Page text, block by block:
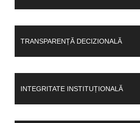
TRANSPARENȚĂ DECIZIONALĂ
INTEGRITATE INSTITUȚIONALĂ